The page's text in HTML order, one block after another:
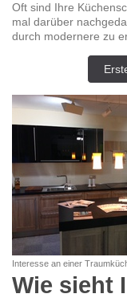
Oft sind Ihre
mal darüber
durch modernere zu
Interesse an einer
Wie sieht